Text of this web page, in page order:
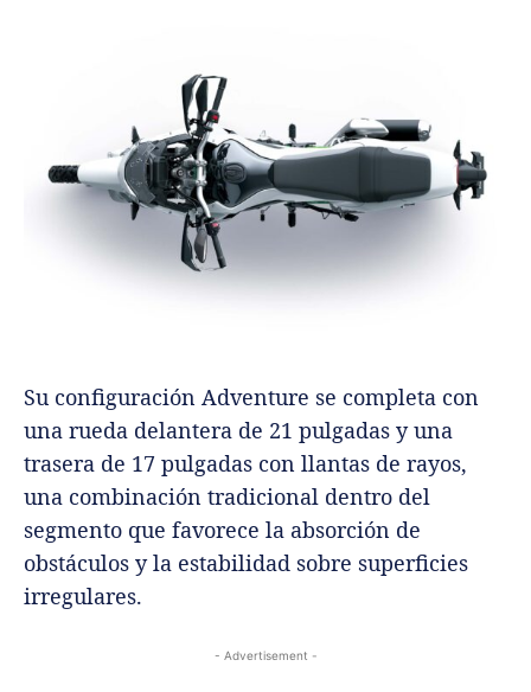
Su configuración Adventure se completa con
una rueda delantera de 21 pulgadas y una
trasera de 17 pulgadas con llantas de rayos,
una combinación tradicional dentro del
segmento que favorece la absorción de
obstáculos y la estabilidad sobre superficies
irregulares.
- Advertisement -